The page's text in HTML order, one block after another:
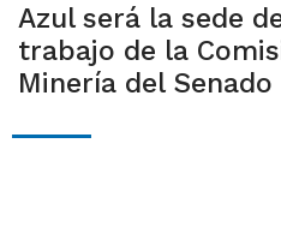
Azul será la sede
trabajo de la
Minería del